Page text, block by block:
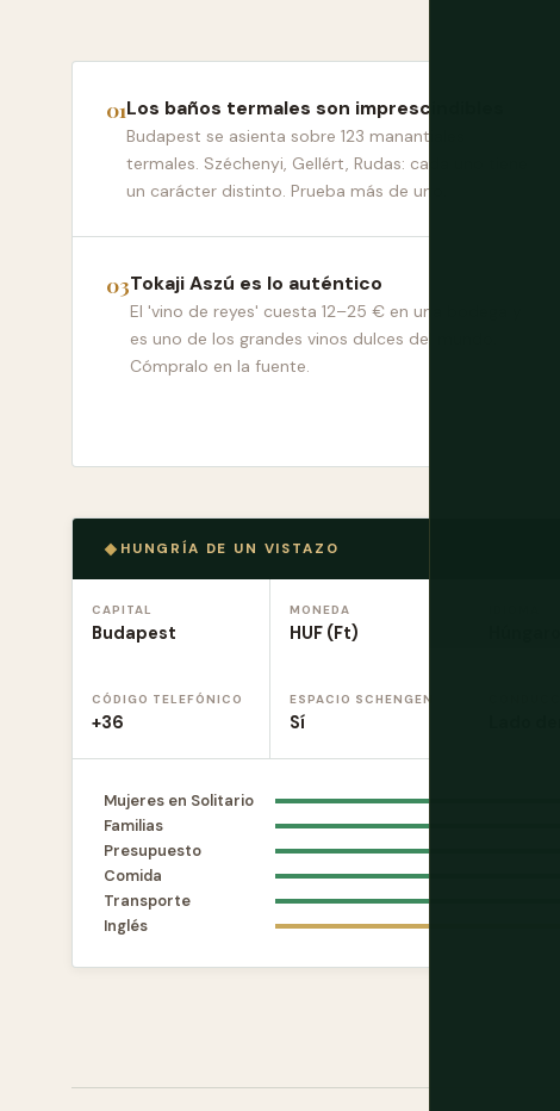
Los baños termales son imprescindibles
Budapest se asienta sobre 123 manantiales
termales. Széchenyi, Gellért, Rudas: cada uno tiene
un carácter distinto. Prueba más de uno.
Tokaji Aszú es lo auténtico
El 'vino de reyes' cuesta 12–25 € en una bodega y
es uno de los grandes vinos dulces del mundo.
Cómpralo en la fuente.
HUNGRÍA DE UN VISTAZO
CAPITAL
Budapest
MONEDA
HUF (Ft)
CÓDIGO TELEFÓNICO
+36
ESPACIO SCHENGEN
Sí
Mujeres en Solitario
Familias
Presupuesto
Comida
Transporte
Inglés